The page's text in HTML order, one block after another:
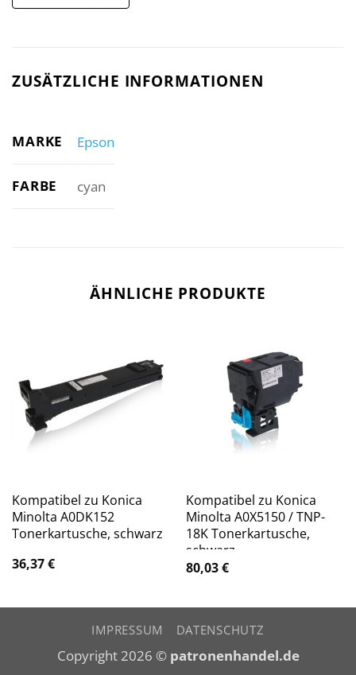
ZUSÄTZLICHE INFORMATIONEN
MARKE Epson
FARBE cyan
ÄHNLICHE PRODUKTE
Kompatibel zu Konica
Minolta A0DK152
Tonerkartusche, schwarz
36,37€
Kompatibel zu Konica
Minolta A0X5150 / TNP-
18K Tonerkartusche,
schwarz
80,03€
IMPRESSUM DATENSCHUTZ
Copyright 2026 © patronenhandel.de